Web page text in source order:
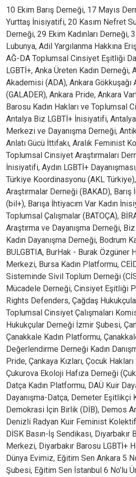
10 Ekim Barış Derneği, 17 Mayıs
Yurttaş İnisiyatifi, 20 Kasım Nefret
Derneği, 29 Ekim Kadınları Derneği,
Lubunya, Adil Yargılanma Hakkına
AĞ-DA Toplumsal Cinsiyet Eşitliği
LGBTİ+, Anka Üreten Kadın Derneği,
Akademisi (ADA), Ankara
(GALADER), Ankara Pride, Ankara
Barosu Kadın Hakları ve Toplumsal
Antalya Biz LGBTİ+ İnisiyatifi, Antalya
Merkezi ve Dayanışma Derneği,
Anlatı Gücü İttifakı, Aralık Feminist
Toplumsal Cinsiyet Araştırmaları
İnisiyatifi, Aydın LGBTİ+
Türkiye Koordinasyonu (AKL
Araştırmalar Derneği (BAKAD),
(bil+), Barışa İhtiyacım Var Kadın
Toplumsal Çalışmalar (BATOÇA),
Araştırma ve Dayanışma Derneği,
Kadın Dayanışma Derneği, Bodrum
BULGBTIA, BurHak - Burak Özgüner
Merkezi, Bursa Kadın Platformu,
Sisteminde Sivil Toplum Derneği
Mücadele Derneği, Cinsiyet Eşitliği
Rights Defenders, Çağdaş
Toplumsal Cinsiyet Çalışmaları
Hukukçular Derneği İzmir Şubesi,
Çanakkale Kadın Platformu,
Değerlendirme Derneği Kadın
Pride, Çankaya Kızları, Çocuk Hakları
Çukurova Ekoloji Hafıza Derneği
Datça Kadın Platformu, DAÜ Kuir
Dayanışma-Datça, Demeter Eşitlikçi
Demokrasi İçin Birlik (DİB), Demos
Denizli Radyan Kuir Feminist
DİSK Basın-İş Sendikası, Diyarbakır
Merkezi, Diyarbakır Barosu LGBTİ+
Dünya Evimiz, Eğitim Sen Ankara 5
Şubesi, Eğitim Sen İstanbul 6 No’lu